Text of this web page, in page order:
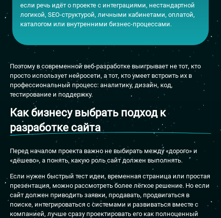
если речь идёт о проекте с интеграциями, нестандартной
логикой, SEO-структурой, личными кабинетами, оплатой,
каталогом или внутренними бизнес-процессами.
Поэтому в современной веб-разработке выигрывает не тот, кто
просто использует нейросети, а тот, кто умеет встроить их в
профессиональный процесс: аналитику, дизайн, код,
тестирование и поддержку.
Как бизнесу выбрать подход к
разработке сайта
Перед началом проекта важно не выбирать между «дорого» и
«дёшево», а понять, какую роль сайт должен выполнять.
Если нужен быстрый тест идеи, временная страница или простая
презентация, можно рассмотреть более лёгкое решение. Но если
сайт должен приводить заявки, продавать, продвигаться в
поиске, интегрироваться с системами и развиваться вместе с
компанией, лучше сразу проектировать его как полноценный